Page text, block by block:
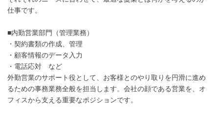
仕事です。
■内勤営業部門（管理業務）
・契約書類の作成、管理
・顧客情報のデータ入力
・電話応対 など
外勤営業のサポート役として、お客様とのやり取りを円滑に進め
るための事務業務全般を担当します。会社の顔である営業を、オ
フィスから支える重要なポジションです。